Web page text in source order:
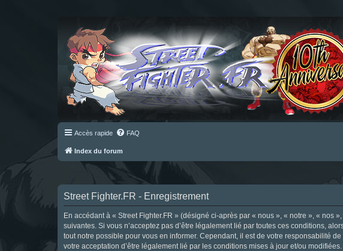
Accès rapide FAQ
Index du forum
Street Fighter.FR - Enregistrement
En accédant à « Street Fighter.FR » (désigné ci-après par « nous », « notre », « nos
suivantes. Si vous n’acceptez pas d’être légalement lié par toutes ces conditions,
tout notre possible pour vous en informer. Cependant, il est de votre responsabilité
votre acceptation d’être légalement lié par les conditions mises à jour et/ou modifiées.